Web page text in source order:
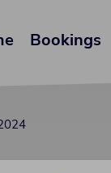
Bookings